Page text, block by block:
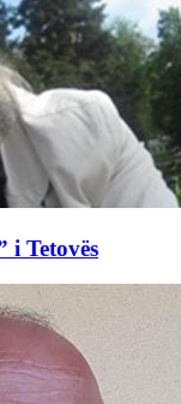
i Tetovës